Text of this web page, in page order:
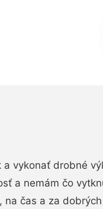
vykonať drobné
a nemám čo
čas a za